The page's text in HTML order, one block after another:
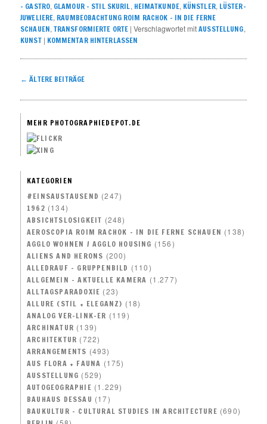
- GASTRO, GLAMOUR – STIL SKURIL, HEIMATKUNDE, KÜNSTLER, LÜSTER-
JUWELIERE, RAUMBEOBACHTUNG ROIM RACHOK – IN DIE FERNE
SCHAUEN, TRANSFORMIERTE ORTE |Verschlagwortet mitAUSSTELLUNG,
KUNST | KOMMENTAR HINTERLASSEN
Artikelnavigation
← ÄLTERE BEITRÄGE
MEHR PHOTOGRAPHIEDEPOT.DE
KATEGORIEN
#EINSAUSTAUSEND (247)
1962 (134)
ABSICHTSLOSIGKEIT (248)
AEROSCOPIA ROIM RACHOK – IN DIE FERNE SCHAUEN (138)
AGGLO WOHNEN / AGGLO HOUSING (156)
ALIENS AND HERONS (200)
ALLEDRAUF – GRUPPENBILD (110)
ALLGEMEIN – AKTUELLE KAMERA (1.277)
ALLTAGSPARADOXIE (23)
ALLURE (STIL + ELEGANZ) (18)
ANALOG VER-LINK-ER (119)
ARCHINATUR (139)
ARCHITEKTUR (722)
ARRANGEMENTS (493)
AUS FLORA + FAUNA (175)
AUSSTELLUNG (529)
AUTOGEOGRAPHIE (1.229)
BAUHAUS DESSAU (17)
BAUKULTUR – CULTURAL STUDIES IN ARCHITECTURE (690)